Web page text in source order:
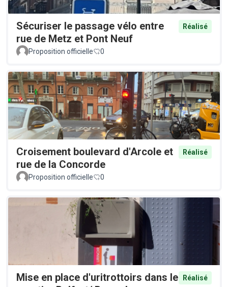
Sécuriser le passage vélo entre
rue de Metz et Pont Neuf
Réalisé
Proposition officielle 0
Croisement boulevard d'Arcole et
rue de la Concorde
Réalisé
Proposition officielle 0
Mise en place d'uritrottoirs dans le
Réalisé